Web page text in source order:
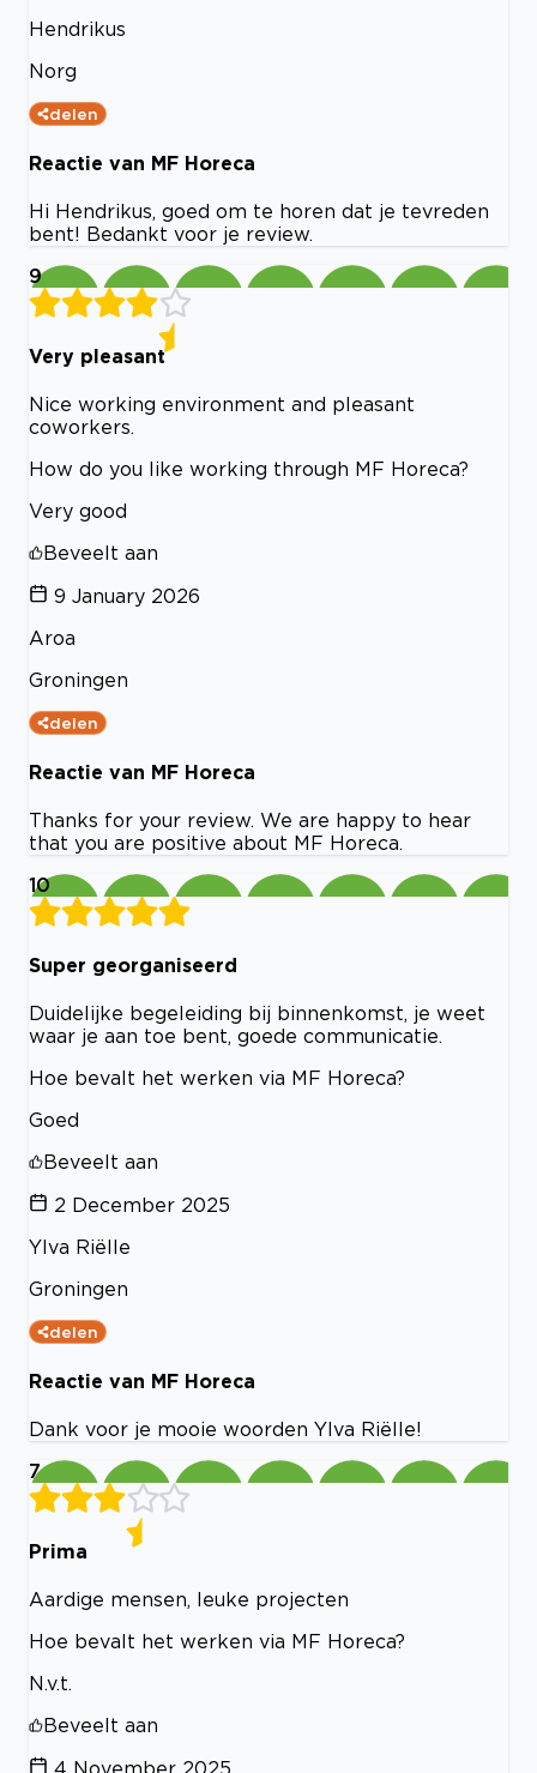
Hendrikus
Norg
delen
Reactie van MF Horeca
Hi Hendrikus, goed om te horen dat je tevreden
bent! Bedankt voor je review.
9
Very pleasant
Nice working environment and pleasant
coworkers.
How do you like working through MF Horeca?
Very good
Beveelt aan
9 January 2026
Aroa
Groningen
delen
Reactie van MF Horeca
Thanks for your review. We are happy to hear
that you are positive about MF Horeca.
10
Super georganiseerd
Duidelijke begeleiding bij binnenkomst, je weet
waar je aan toe bent, goede communicatie.
Hoe bevalt het werken via MF Horeca?
Goed
Beveelt aan
2 December 2025
Ylva Riëlle
Groningen
delen
Reactie van MF Horeca
Dank voor je mooie woorden Ylva Riëlle!
7
Prima
Aardige mensen, leuke projecten
Hoe bevalt het werken via MF Horeca?
N.v.t.
Beveelt aan